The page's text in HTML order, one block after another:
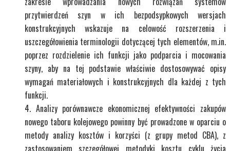
przytwierdzeń szyn w ich bezpodsypkowych wersjach
konstrukcyjnych wskazuje na celowość rozszerzenia i
uszczegółowienia terminologii dotyczącej tych elementów, m.in.
poprzez rozdzielenie ich funkcji jako podparcia i mocowania
szyny, aby na tej podstawie właściwie dostosowywać opisy
wymagań materiałowych i konstrukcyjnych dla każdej z tych
funkcji.
Analizy porównawcze ekonomicznej efektywności zakupów
nowego taboru kolejowego powinny być prowadzone w oparciu o
metody analizy kosztów i korzyści (z grupy metod CBA), z